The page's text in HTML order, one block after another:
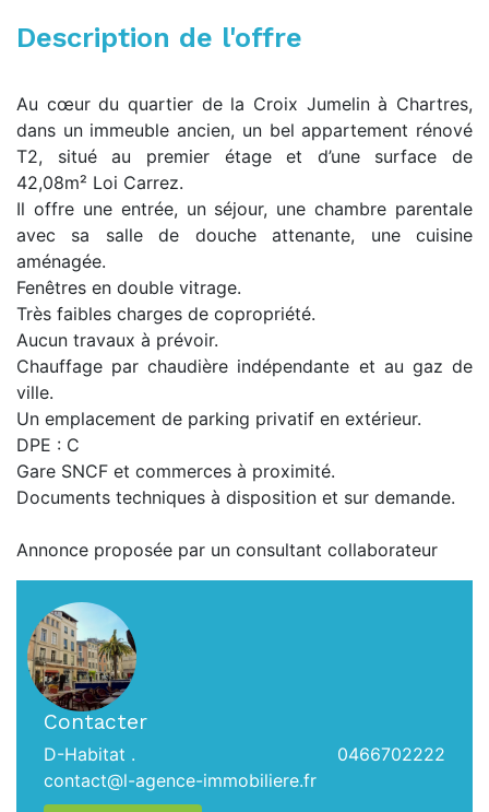
Description de l'offre
Au cœur du quartier de la Croix Jumelin à Chartres,
dans un immeuble ancien, un bel appartement rénové
T2, situé au premier étage et d’une surface de
42,08m² Loi Carrez.
Il offre une entrée, un séjour, une chambre parentale
avec sa salle de douche attenante, une cuisine
aménagée.
Fenêtres en double vitrage.
Très faibles charges de copropriété.
Aucun travaux à prévoir.
Chauffage par chaudière indépendante et au gaz de
ville.
Un emplacement de parking privatif en extérieur.
DPE : C
Gare SNCF et commerces à proximité.
Documents techniques à disposition et sur demande.
Annonce proposée par un consultant collaborateur
Contacter
D-Habitat .
0466702222
contact@l-agence-immobiliere.fr